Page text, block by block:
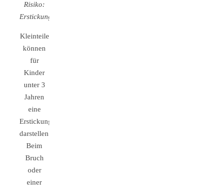
Risiko:
Erstickungsgefahr
Kleinteile
können
für
Kinder
unter 3
Jahren
eine
Erstickungsgefahr
darstellen.
Beim
Bruch
oder
einer